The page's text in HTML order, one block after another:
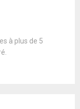
à plus de 5